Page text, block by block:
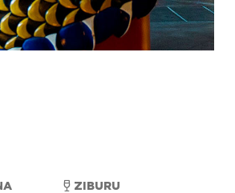
ZIBURU